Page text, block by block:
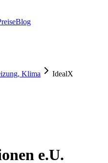
Blog
Klima
IdealX
e.U.